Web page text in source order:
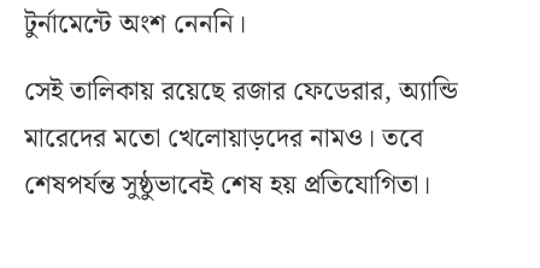
টুর্নামেন্টে অংশ নেননি।
সেই তালিকায় রয়েছে রজার ফেডেরার, অ্যান্ডি
মারেদের মতো খেলোয়াড়দের নামও। তবে
শেষপর্যন্ত সুষ্ঠুভাবেই শেষ হয় প্রতিযোগিতা।